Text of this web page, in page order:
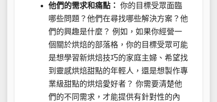
他們的需求和痛點： 你的目標受眾面臨
哪些問題？他們在尋找哪些解決方案？他
們的興趣是什麼？ 例如，如果你經營一
個關於烘焙的部落格，你的目標受眾可能
是想學習新烘焙技巧的家庭主婦、希望找
到靈感烘焙甜點的年輕人，還是想製作專
業級甜點的烘焙愛好者？ 你需要清楚他
們的不同需求，才能提供有針對性的內